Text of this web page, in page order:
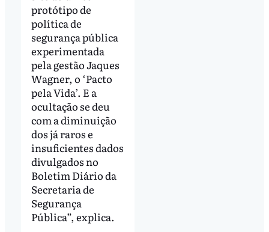
protótipo de
política de
segurança pública
experimentada
pela gestão Jaques
Wagner, o ‘Pacto
pela Vida’. E a
ocultação se deu
com a diminuição
dos já raros e
insuficientes dados
divulgados no
Boletim Diário da
Secretaria de
Segurança
Pública”, explica.